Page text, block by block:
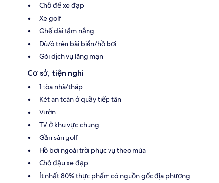
Chỗ để xe đạp
Xe golf
Ghế dài tắm nắng
Dù/ô trên bãi biển/hồ bơi
Gói dịch vụ lãng mạn
Cơ sở, tiện nghi
1 tòa nhà/tháp
Két an toàn ở quầy tiếp tân
Vườn
TV ở khu vực chung
Gần sân golf
Hồ bơi ngoài trời phục vụ theo mùa
Chỗ đậu xe đạp
Ít nhất 80% thực phẩm có nguồn gốc địa phương